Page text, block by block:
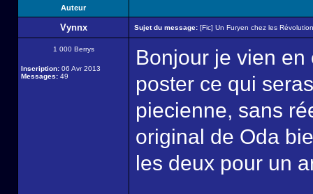
Auteur
Vynnx Sujet du message: [Fic] Un Furyen chez les
1 000 Berrys
Inscription: 06 Avr 2013
Messages: 49
Bonjour je vien
poster ce qui
piecienne, sans
original de Oda
les deux pour un